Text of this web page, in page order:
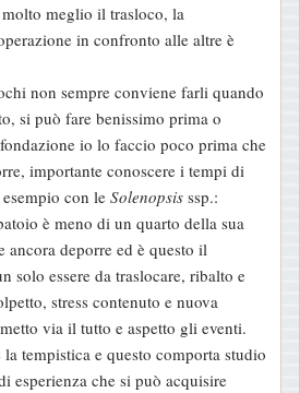
meglio il trasloco, la
in confronto alle altre è
non sempre conviene farli quando
si può fare benissimo prima o
io lo faccio poco prima che
importante conoscere i tempi di
con le Solenopsis ssp.:
è meno di un quarto della sua
ancora deporre ed è questo il
solo essere da traslocare, ribalto e
stress contenuto e nuova
via il tutto e aspetto gli eventi.
tempistica e questo comporta studio
esperienza che si può acquisire